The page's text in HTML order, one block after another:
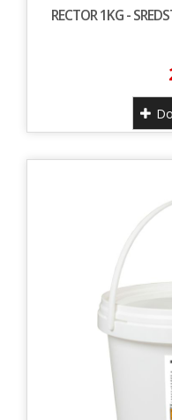
RECTOR 1KG -